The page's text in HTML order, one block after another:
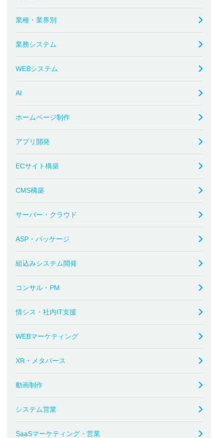
業種・業界別
業務システム
WEBシステム
AI
ホームページ制作
アプリ開発
ECサイト構築
CMS構築
サーバー・クラウド
ASP・パッケージ
組込みシステム開発
コンサル・PM
情シス・社内IT支援
WEBマーケティング
XR・メタバース
動画制作
システム営業
SaaSマーケティング・営業